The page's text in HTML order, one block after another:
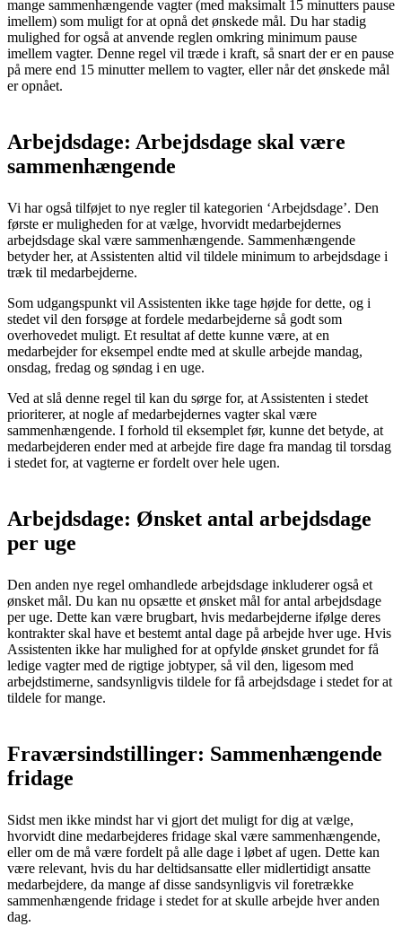
mange sammenhængende vagter (med maksimalt 15 minutters pause
imellem) som muligt for at opnå det ønskede mål. Du har stadig
mulighed for også at anvende reglen omkring minimum pause
imellem vagter. Denne regel vil træde i kraft, så snart der er en pause
på mere end 15 minutter mellem to vagter, eller når det ønskede mål
er opnået.
Arbejdsdage: Arbejdsdage skal være
sammenhængende
Vi har også tilføjet to nye regler til kategorien ‘Arbejdsdage’. Den
første er muligheden for at vælge, hvorvidt medarbejdernes
arbejdsdage skal være sammenhængende. Sammenhængende
betyder her, at Assistenten altid vil tildele minimum to arbejdsdage i
træk til medarbejderne.
Som udgangspunkt vil Assistenten ikke tage højde for dette, og i
stedet vil den forsøge at fordele medarbejderne så godt som
overhovedet muligt. Et resultat af dette kunne være, at en
medarbejder for eksempel endte med at skulle arbejde mandag,
onsdag, fredag og søndag i en uge.
Ved at slå denne regel til kan du sørge for, at Assistenten i stedet
prioriterer, at nogle af medarbejdernes vagter skal være
sammenhængende. I forhold til eksemplet før, kunne det betyde, at
medarbejderen ender med at arbejde fire dage fra mandag til torsdag
i stedet for, at vagterne er fordelt over hele ugen.
Arbejdsdage: Ønsket antal arbejdsdage
per uge
Den anden nye regel omhandlede arbejdsdage inkluderer også et
ønsket mål. Du kan nu opsætte et ønsket mål for antal arbejdsdage
per uge. Dette kan være brugbart, hvis medarbejderne ifølge deres
kontrakter skal have et bestemt antal dage på arbejde hver uge. Hvis
Assistenten ikke har mulighed for at opfylde ønsket grundet for få
ledige vagter med de rigtige jobtyper, så vil den, ligesom med
arbejdstimerne, sandsynligvis tildele for få arbejdsdage i stedet for at
tildele for mange.
Fraværsindstillinger: Sammenhængende
fridage
Sidst men ikke mindst har vi gjort det muligt for dig at vælge,
hvorvidt dine medarbejderes fridage skal være sammenhængende,
eller om de må være fordelt på alle dage i løbet af ugen. Dette kan
være relevant, hvis du har deltidsansatte eller midlertidigt ansatte
medarbejdere, da mange af disse sandsynligvis vil foretrække
sammenhængende fridage i stedet for at skulle arbejde hver anden
dag.